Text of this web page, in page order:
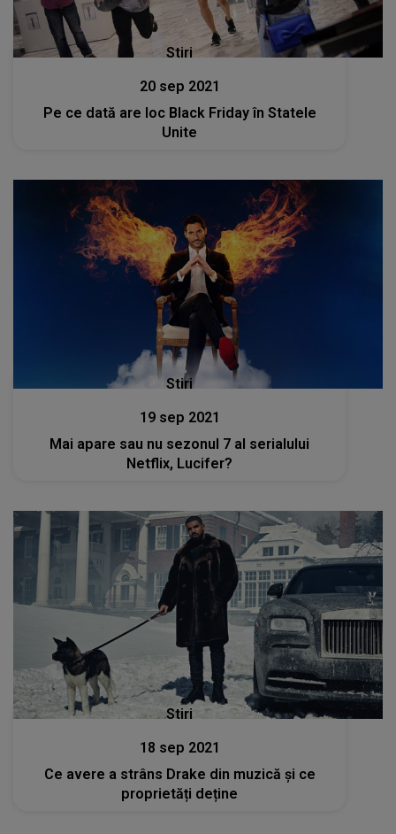
Stiri
20 sep 2021
Pe ce dată are loc Black Friday în Statele
Unite
Stiri
19 sep 2021
Mai apare sau nu sezonul 7 al serialului
Netflix, Lucifer?
Stiri
18 sep 2021
Ce avere a strâns Drake din muzică și ce
proprietăți deține